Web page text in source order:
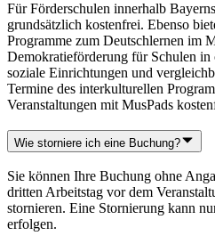
Für Förderschulen innerhalb
grundsätzlich kostenfrei. Ebenso
Programme zum Deutschlernen im
Demokratieförderung für Schulen in
soziale Einrichtungen und
Termine des interkulturellen
Veranstaltungen mit MusPads
Wie storniere ich eine Buchung?
Sie können Ihre Buchung ohne
dritten Arbeitstag vor dem
stornieren. Eine Stornierung kann
erfolgen.